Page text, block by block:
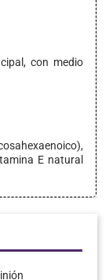
con medio
E natural